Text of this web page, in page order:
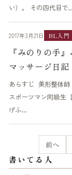
い）。 その四代目で
2017年3月21日 BL入門
『みのりの手
マッサージ日記
あらすじ 美形整体
スポーツマン同級生
げふ…
前へ
書いてる人